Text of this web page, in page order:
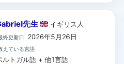
先生 イギリス 人
終更新日 2026年5月26日
えている言語
ルトガル語 + 他1言語